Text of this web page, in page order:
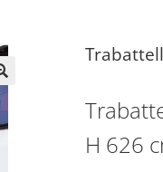
🔍
H 626